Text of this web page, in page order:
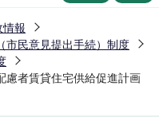
情報
市民意見提出手続）制度
慮者賃貸住宅供給促進計画